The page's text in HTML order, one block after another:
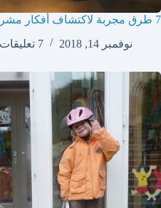
7 طرق مجربة لاكتشاف أفكار مشروعات مبتكرة وناجحة
نوفمبر 14, 2018
7 تعليقات